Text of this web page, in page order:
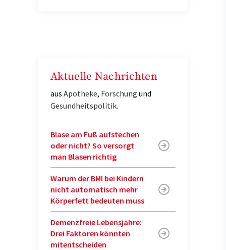
Aktuelle Nachrichten
aus Apotheke, Forschung und
Gesundheitspolitik.
Blase am Fuß aufstechen
oder nicht? So versorgt
man Blasen richtig
Warum der BMI bei Kindern
nicht automatisch mehr
Körperfett bedeuten muss
Demenzfreie Lebensjahre:
Drei Faktoren könnten
mitentscheiden